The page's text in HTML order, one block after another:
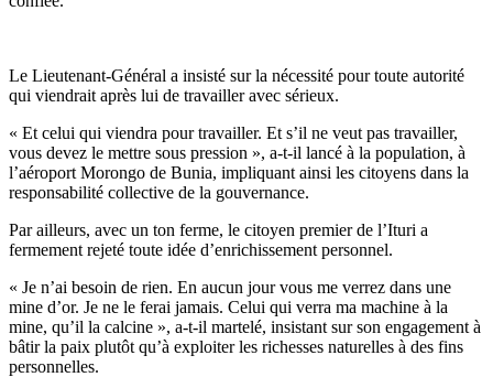
Le Lieutenant-Général a insisté sur la nécessité pour toute autorité
qui viendrait après lui de travailler avec sérieux.
« Et celui qui viendra pour travailler. Et s’il ne veut pas travailler,
vous devez le mettre sous pression », a-t-il lancé à la population, à
l’aéroport Morongo de Bunia, impliquant ainsi les citoyens dans la
responsabilité collective de la gouvernance.
Par ailleurs, avec un ton ferme, le citoyen premier de l’Ituri a
fermement rejeté toute idée d’enrichissement personnel.
« Je n’ai besoin de rien. En aucun jour vous me verrez dans une
mine d’or. Je ne le ferai jamais. Celui qui verra ma machine à la
mine, qu’il la calcine », a-t-il martelé, insistant sur son engagement à
bâtir la paix plutôt qu’à exploiter les richesses naturelles à des fins
personnelles.